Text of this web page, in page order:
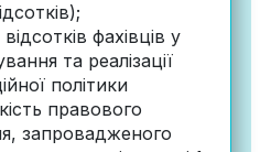
фахівців у
та реалізації
політики
правового
запровадженого